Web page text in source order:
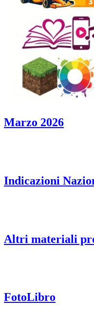
Marzo 2026
Indicazioni
Altri materiali
FotoLibro